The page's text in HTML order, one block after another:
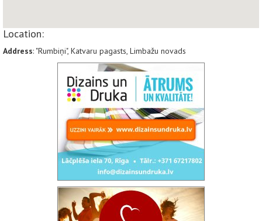
Location:
Address: "Rumbiņi", Katvaru pagasts, Limbažu novads